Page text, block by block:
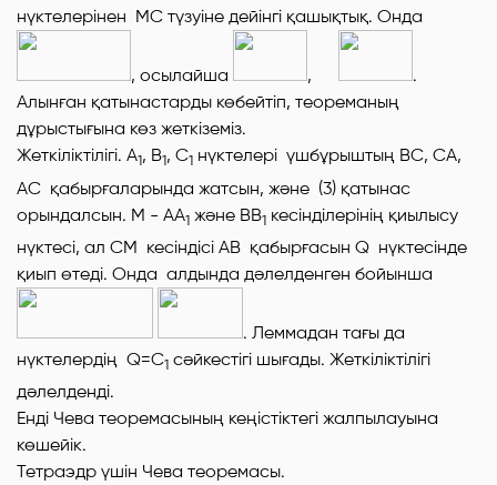
нүктелерінен МС түзуіне дейінгі қашықтық. Онда
, осылайша ,
.
Алынған қатынастарды көбейтіп, теореманың
дұрыстығына көз жеткіземіз.
Жеткіліктілігі. А1, В1, С1 нүктелері үшбұрыштың ВС, СА,
АС қабырғаларында жатсын, және (3) қатынас
орындалсын. М - АА1 және ВВ1 кесінділерінің қиылысу
нүктесі, ал СМ кесіндісі АВ қабырғасын Q нүктесінде
қиып өтеді. Онда алдында дәлелденген бойынша
. Леммадан тағы да
нүктелердің Q=C1 сәйкестігі шығады. Жеткіліктілігі
дәлелденді.
Енді Чева теоремасының кеңістіктегі жалпылауына
көшейік.
Тетраэдр үшін Чева теоремасы.